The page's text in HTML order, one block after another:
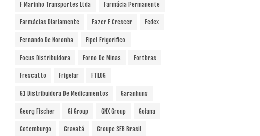
F Marinho Transportes Ltda Farmácia Permanente
Farmácias Diariamente Fazer E Crescer Fedex
Fernando De Noronha Fipel Frigorifico
Focus Distribuidora Forno De Minas Fortbras
Frescatto Frigelar FTLOG
G1 Distribuidora De Medicamentos Garanhuns
Georg Fischer Gi Group GNX Group Goiana
Gotemburgo Gravatá Groupe SEB Brasil